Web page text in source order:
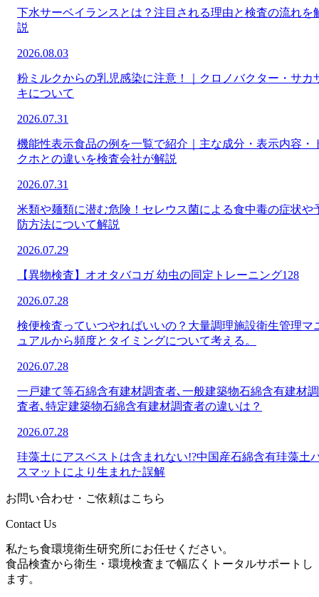
下水サーベイランスとは？注目される理由と検査の流れを
説
2026.08.03
粉ミルクからの乳児感染に注意！｜クロノバクター・サカ
キについて
2026.07.31
機能性表示食品の例を一覧で紹介｜主な成分・表示内容・
クホとの違いを検査会社が解説
2026.07.31
米類や麺類に潜む危険！セレウス菌による食中毒の症状や
防方法について解説
2026.07.29
【異物検査】オオタバコガ 幼虫の同定トレーニング128
2026.07.28
検便検査っていつやればいいの？大量調理施設衛生管理マ
ュアルから頻度とタイミングについて考える。
2026.07.28
一戸建て等石綿含有建材調査者､一般建築物石綿含有建材調
査者､特定建築物石綿含有建材調査者の違いは？
2026.07.28
珪藻土にアスベストは含まれない!?中国産石綿含有珪藻土
スマットにより生まれた誤解
お問い合わせ・ご依頼はこちら
Contact Us
私たち食環境衛生研究所にお任せください。
食品検査から衛生・環境検査まで幅広くトータルサポートし
ます。